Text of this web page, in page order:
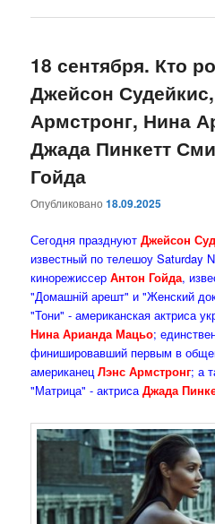
18 сентября. Кто
Джейсон
Армстронг, Нина
Джада Пинкетт
Гойда
Опубликовано18.09.2025
Сегодня празднуютДжейсон
известный по телешоу Saturday
кинорежиссер Антон Гойда,
"Домашній арешт" и "Женский
"Тони" - американская актриса
Нина Арианда Мацьо;
финишировавший первым в
американецЛэнс Армстронг; а
"Матрица" - актрисаДжада